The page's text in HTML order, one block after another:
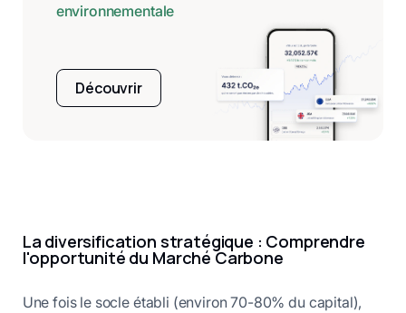
environnementale
Découvrir
La diversification stratégique : Comprendre
l'opportunité du Marché Carbone
Une fois le socle établi (environ 70-80% du capital),